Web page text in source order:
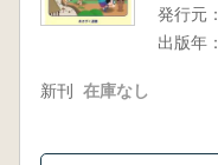
発行元：
出版年：
新刊 在庫なし